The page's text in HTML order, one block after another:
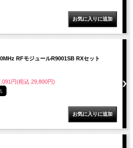
RFモジュールR9001SB RXセット
円(税込 29,800円)